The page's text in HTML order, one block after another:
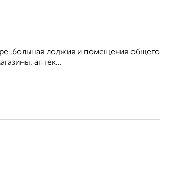
,большая лоджия и помещения общего
аптек...